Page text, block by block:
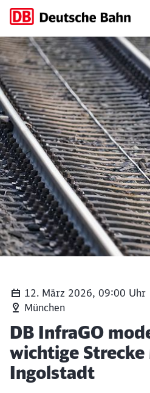
DB InfraGO
12. März 2026, 09:00 Uhr
München
Artikel:
DB InfraGO
wichtige Strecke
Ingolstadt